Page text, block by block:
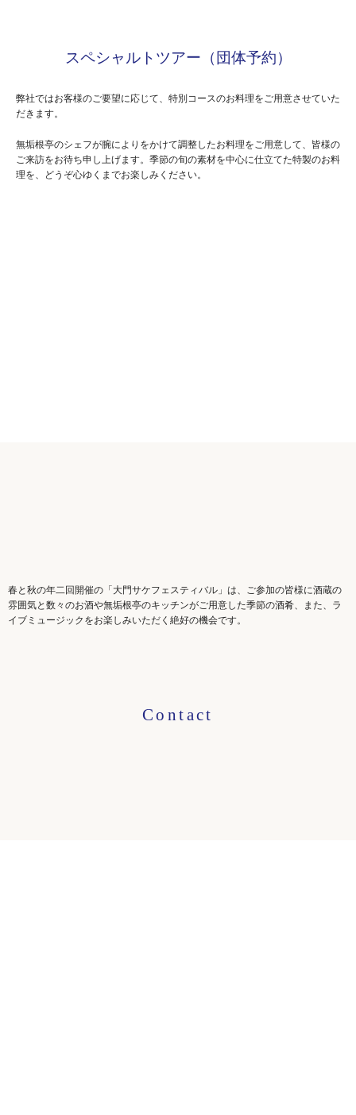
スペシャルトツアー（団体予約）
弊社ではお客様のご要望に応じて、特別コースのお料理をご用意させていた
だきます。
無垢根亭のシェフが腕によりをかけて調整したお料理をご用意して、皆様の
ご来訪をお待ち申し上げます。季節の旬の素材を中心に仕立てた特製のお料
理を、どうぞ心ゆくまでお楽しみください。
春と秋の年二回開催の「大門サケフェスティバル」は、ご参加の皆様に酒蔵の
雰囲気と数々のお酒や無垢根亭のキッチンがご用意した季節の酒肴、また、ラ
イブミュージックをお楽しみいただく絶好の機会です。
Contact